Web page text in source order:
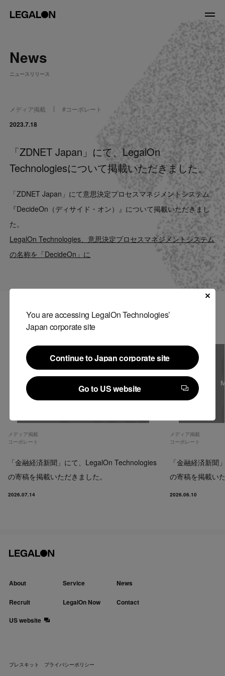
About
役員紹介
Service
News
LegalOn Now
Contact
You are accessing LegalOn Technologies’
Japan corporate site
Continue to Japan corporate site
Continue to Japan corporate site
Go to US website
Go to US website
News
ニュースリリース
メディア掲載 #コーポレート
2023.7.18
「ZDNET Japan」にて、LegalOn
Technologiesについて掲載いただきました。
「ZDNET Japan」にて意思決定プロセスマネジメントシステム
『DecideOn（ディサイド・オン）』について掲載いただきまし
た。
LegalOn Technologies、意思決定プロセスマネジメントシステム
の名称を「DecideOn」に
関連記事
メディア掲載
コーポレート
「金融経済新聞」にて、LegalOn Technologies
の寄稿を掲載いただきました。
2026.07.14
メディア掲載
コーポレート
「金融経済新聞
の寄稿を掲載い
2026.06.10
About Service News
Recruit LegalOn Now
Contact
US website
プレスキット プライバシーポリシー